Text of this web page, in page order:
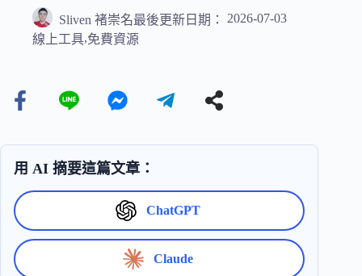
Sliven 褚崇名最後更新日期：
2026-07-03
線上工具,免費資源
用 AI 摘要這篇文章：
ChatGPT
Claude